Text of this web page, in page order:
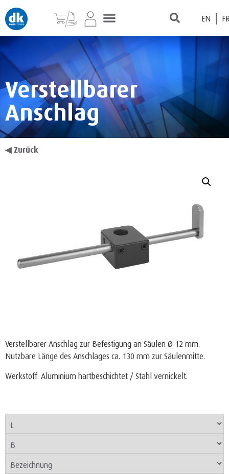
EN
Verstellbarer
Anschlag
◀ Zurück
Verstellbarer Anschlag zur Befestigung an Säulen Ø 12 mm.
Nutzbare Länge des Anschlages ca. 130 mm zur Säulenmitte.
Werkstoff: Aluminium hartbeschichtet / Stahl vernickelt.